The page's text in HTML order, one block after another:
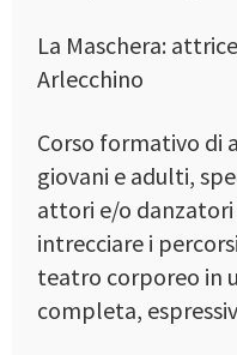
La Maschera:
Arlecchino
Corso formativo di
giovani e adulti,
attori e/o
intrecciare i
teatro corporeo in
completa,